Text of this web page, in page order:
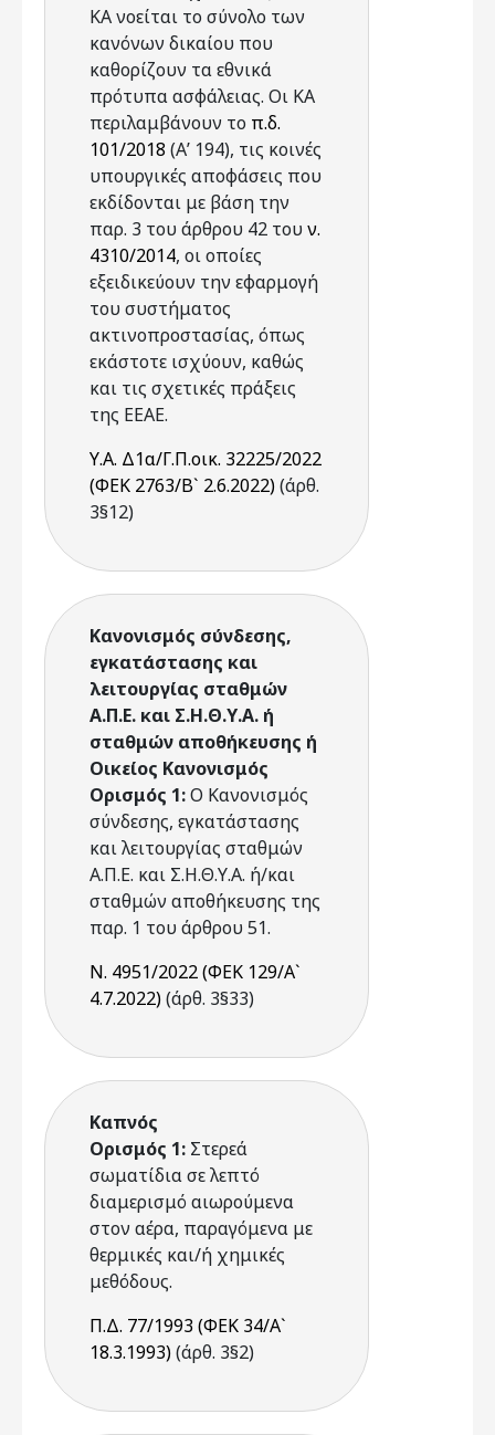
ΚΑ νοείται το σύνολο των
κανόνων δικαίου που
καθορίζουν τα εθνικά
πρότυπα ασφάλειας. Οι ΚΑ
περιλαμβάνουν το π.δ.
101/2018 (Α’ 194), τις κοινές
υπουργικές αποφάσεις που
εκδίδονται με βάση την
παρ. 3 του άρθρου 42 του ν.
4310/2014, οι οποίες
εξειδικεύουν την εφαρμογή
του συστήματος
ακτινοπροστασίας, όπως
εκάστοτε ισχύουν, καθώς
και τις σχετικές πράξεις
της ΕΕΑΕ.
Υ.Α. Δ1α/Γ.Π.οικ. 32225/2022
(ΦΕΚ 2763/Β` 2.6.2022)(άρθ.
3§12)
Κανονισμός σύνδεσης,
εγκατάστασης και
λειτουργίας σταθμών
Α.Π.Ε. και Σ.Η.Θ.Υ.Α. ή
σταθμών αποθήκευσης ή
Οικείος Κανονισμός
Ορισμός 1:O Κανονισμός
σύνδεσης, εγκατάστασης
και λειτουργίας σταθμών
Α.Π.Ε. και Σ.Η.Θ.Υ.Α. ή/και
σταθμών αποθήκευσης της
παρ. 1 του άρθρου 51.
Ν. 4951/2022 (ΦΕΚ 129/Α`
4.7.2022)(άρθ. 3§33)
Καπνός
Ορισμός 1: Στερεά
σωματίδια σε λεπτό
διαμερισμό αιωρούμενα
στον αέρα, παραγόμενα με
θερμικές και/ή χημικές
μεθόδους.
Π.Δ. 77/1993 (ΦΕΚ 34/Α`
18.3.1993)(άρθ. 3§2)